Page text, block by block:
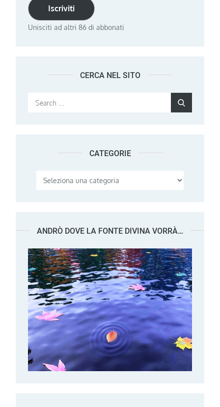
Iscriviti
Unisciti ad altri 86 di abbonati
CERCA NEL SITO
Search
CATEGORIE
Categorie
ANDRÒ DOVE LA FONTE DIVINA VORRÀ…